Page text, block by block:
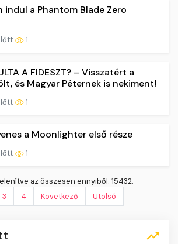
indul a Phantom Blade Zero
1
A FIDESZT? – Visszatért a
és Magyar Péternek is nekiment!
1
a Moonlighter első része
1
az összesen ennyiből: 15432.
3 4 Következő Utolsó